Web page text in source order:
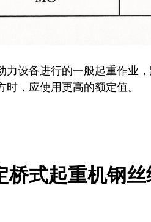
力设备进行的一般起重作业
时，应使用更高的额定值。
桥式起重机钢